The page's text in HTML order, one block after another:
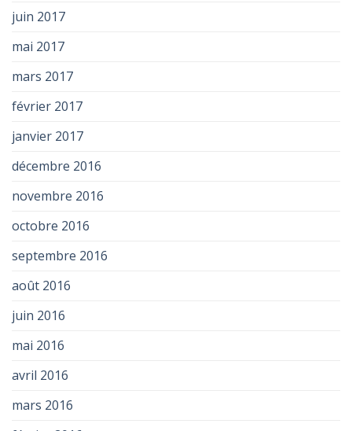
juin 2017
mai 2017
mars 2017
février 2017
janvier 2017
décembre 2016
novembre 2016
octobre 2016
septembre 2016
août 2016
juin 2016
mai 2016
avril 2016
mars 2016